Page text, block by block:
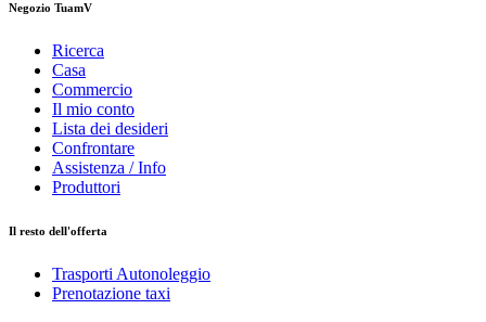
Negozio TuamV
Ricerca
Casa
Commercio
Il mio conto
Lista dei desideri
Confrontare
Assistenza / Info
Produttori
Il resto dell'offerta
Trasporti Autonoleggio
Prenotazione taxi